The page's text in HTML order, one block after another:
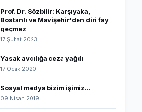
Prof. Dr. Sözbilir: Karşıyaka,
Bostanlı ve Mavişehir'den diri fay
geçmez
17 Şubat 2023
Yasak avcılığa ceza yağdı
17 Ocak 2020
Sosyal medya bizim işimiz...
09 Nisan 2019